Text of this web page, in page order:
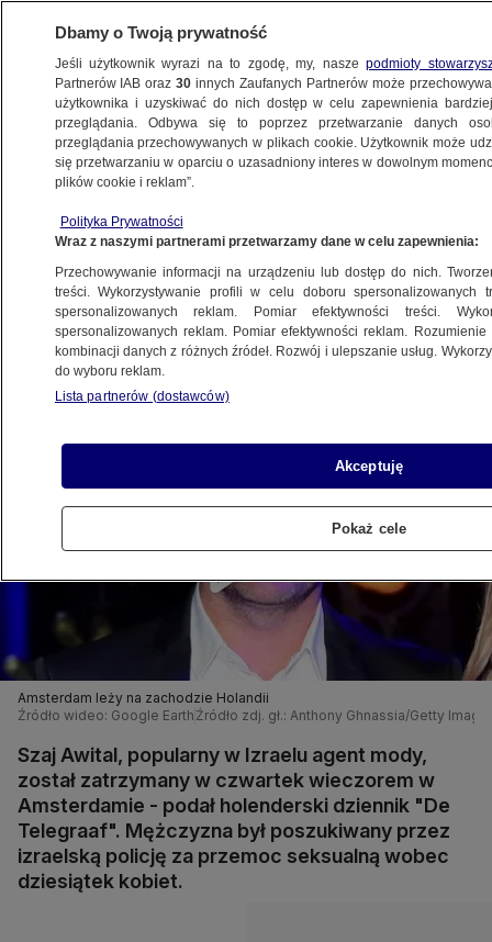
ŚWIAT
Jest podejrzany o molestowanie seksualne
dziesiątek kobiet
21.08.2022, 11:55
Udostępnij
Amsterdam leży na zachodzie Holandii
Źródło wideo: Google Earth Źródło zdj. gł.: Anthony Ghnassia/Getty
Szaj Awital, popularny w Izraelu agent mody,
został zatrzymany w czwartek wieczorem w
Amsterdamie - podał holenderski dziennik "De
Telegraaf". Mężczyzna był poszukiwany przez
izraelską policję za przemoc seksualną wobec
dziesiątek kobiet.
Dbamy o Twoją prywatność
Jeśli użytkownik wyrazi na to zgodę, my, naszepodmioty
Partnerów IAB oraz30 innych Zaufanych Partnerów może
użytkownika i uzyskiwać do nich dostęp w celu zapewnienia
przeglądania. Odbywa się to poprzez przetwarzanie danych
przeglądania przechowywanych w plikach cookie. Użytkownik może
się przetwarzaniu w oparciu o uzasadniony interes w dowolnym
plików cookie i reklam”.
Polityka Prywatności
Wraz z naszymi partnerami przetwarzamy dane w celu zapewnienia:
Przechowywanie informacji na urządzeniu lub dostęp do nich.
treści. Wykorzystywanie profili w celu doboru spersonalizowanych
spersonalizowanych reklam. Pomiar efektywności treści.
spersonalizowanych reklam. Pomiar efektywności reklam.
kombinacji danych z różnych źródeł. Rozwój i ulepszanie usług.
do wyboru reklam.
Lista partnerów (dostawców)
Akceptuję
Pokaż cele